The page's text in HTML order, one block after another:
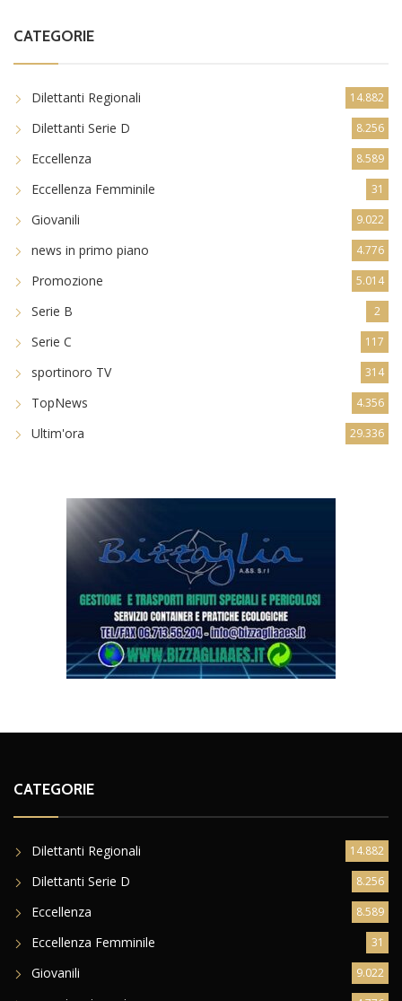
CATEGORIE
Dilettanti Regionali 14.882
Dilettanti Serie D 8.256
Eccellenza 8.589
Eccellenza Femminile 31
Giovanili 9.022
news in primo piano 4.776
Promozione 5.014
Serie B 2
Serie C 117
sportinoro TV 314
TopNews 4.356
Ultim'ora 29.336
CATEGORIE
Dilettanti Regionali 14.882
Dilettanti Serie D 8.256
Eccellenza 8.589
Eccellenza Femminile 31
Giovanili 9.022